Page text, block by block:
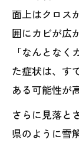
面上はクロス
囲にカビが広
「なんとな
た症状は、す
ある可能性が
さらに見落と
県のように雪